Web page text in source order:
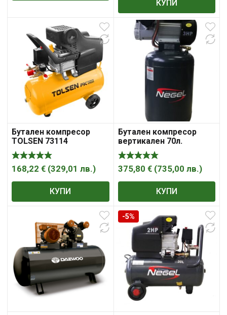
КУПИ
Бутален компресор
TOLSEN 73114
168,22 € (329,01 лв.)
КУПИ
Бутален компресор
вертикален 70л.
375,80 € (735,00 лв.)
КУПИ
-5%